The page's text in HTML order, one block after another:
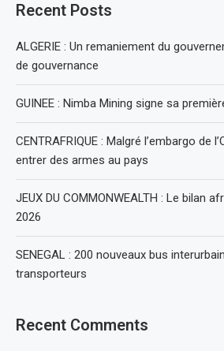
Recent Posts
ALGERIE : Un remaniement du
de gouvernance
GUINEE : Nimba Mining signe sa
CENTRAFRIQUE : Malgré l’embargo de
entrer des armes au pays
JEUX DU COMMONWEALTH : Le bilan
2026
SENEGAL : 200 nouveaux bus
transporteurs
Recent Comments